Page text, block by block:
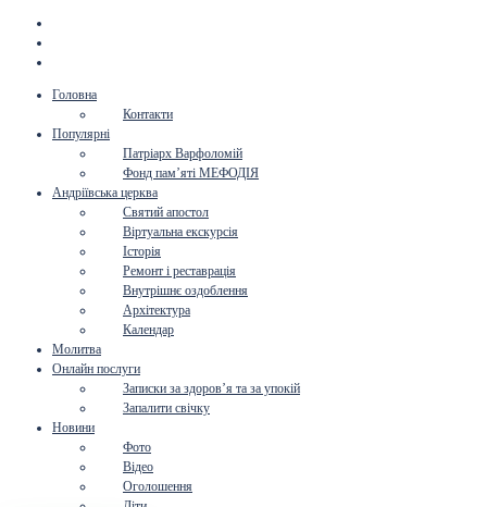
Головна
Контакти
Популярні
Патріарх Варфоломій
Фонд пам’яті МЕФОДІЯ
Андріївська церква
Святий апостол
Віртуальна екскурсія
Історія
Ремонт і реставрація
Внутрішнє оздоблення
Архітектура
Календар
Молитва
Онлайн послуги
Записки за здоров’я та за упокій
Запалити свічку
Новини
Фото
Відео
Оголошення